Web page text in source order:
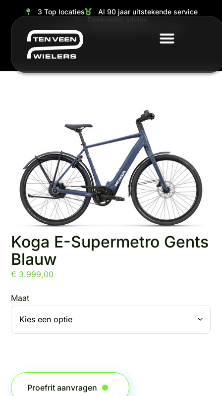
3 Top locaties
Al 90 jaar uitstekende service
Deskundig advies
Koga E-Supermetro Gents
Blauw
€ 3.999,00
Maat
Proefrit aanvragen